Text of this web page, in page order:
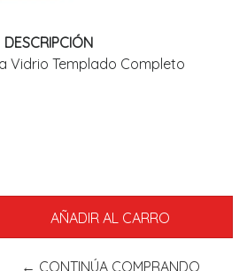
DESCRIPCIÓN
Vidrio Templado Completo
← CONTINÚA COMPRANDO